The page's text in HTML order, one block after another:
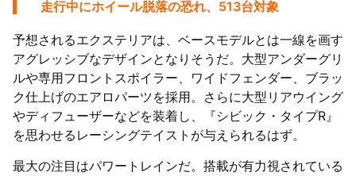
走行中にホイール脱落の恐れ、513台対象
予想されるエクステリアは、ベースモデルとは一線を画す
アグレッシブなデザインとなりそうだ。大型アンダーグリ
ルや専用フロントスポイラー、ワイドフェンダー、ブラッ
ク仕上げのエアロパーツを採用。さらに大型リアウイング
やディフューザーなどを装着し、『シビック・タイプR』
を思わせるレーシングテイストが与えられるはず。
最大の注目はパワートレインだ。搭載が有力視されている